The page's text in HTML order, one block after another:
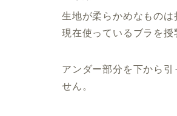
生地が柔らかめなものは
現在使っているブラを授
アンダー部分を下から
せん。